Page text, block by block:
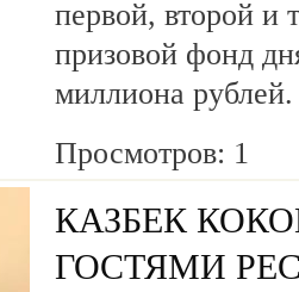
первой, второй и
призовой фонд
миллиона рублей.
Просмотров: 1
КАЗБЕК
ГОСТЯМИ